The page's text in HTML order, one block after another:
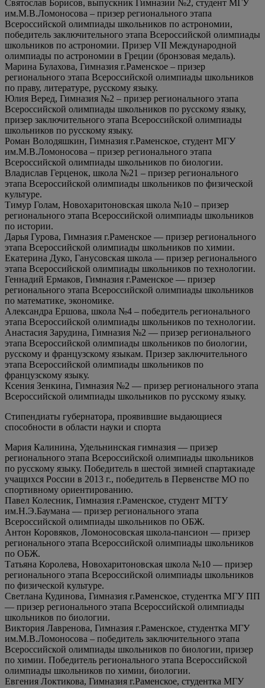
Святослав Борисов, выпускник Гимназии №2, студент МГУ
им.М.В.Ломоносова – призер регионального этапа
Всероссийской олимпиады школьников по астрономии,
победитель заключительного этапа Всероссийской олимпиады
школьников по астрономии. Призер VII Международной
олимпиады по астрономии в Греции (бронзовая медаль).
Марина Булахова, Гимназия г.Раменское – призер
регионального этапа Всероссийской олимпиады школьников
по праву, литературе, русскому языку.
Юлия Веред, Гимназия №2 – призер регионального этапа
Всероссийской олимпиады школьников по русскому языку,
призер заключительного этапа Всероссийской олимпиады
школьников по русскому языку.
Роман Володяшкин, Гимназия г.Раменское, студент МГУ
им.М.В.Ломоносова – призер регионального этапа
Всероссийской олимпиады школьников по биологии.
Владислав Герценок, школа №21 – призер регионального
этапа Всероссийской олимпиады школьников по физической
культуре.
Тимур Голам, Новохаритоновская школа №10 – призер
регионального этапа Всероссийской олимпиады школьников
по истории.
Дарья Гурова, Гимназия г.Раменское — призер регионального
этапа Всероссийской олимпиады школьников по химии.
Екатерина Дуко, Ганусовская школа — призер регионального
этапа Всероссийской олимпиады школьников по технологии.
Геннадий Ермаков, Гимназия г.Раменское — призер
регионального этапа Всероссийской олимпиады школьников
по математике, экономике.
Александра Ершова, школа №4 – победитель регионального
этапа Всероссийской олимпиады школьников по технологии.
Анастасия Зарудина, Гимназия №2 — призер регионального
этапа Всероссийской олимпиады школьников по биологии,
русскому и французскому языкам. Призер заключительного
этапа Всероссийской олимпиады школьников по
французскому языку.
Ксения Зенкина, Гимназия №2 — призер регионального этапа
Всероссийской олимпиады школьников по русскому языку.
Стипендиаты губернатора, проявившие выдающиеся
способности в области науки и спорта
Мария Калинина, Удельнинская гимназия — призер
регионального этапа Всероссийской олимпиады школьников
по русскому языку. Победитель в шестой зимней спартакиаде
учащихся России в 2013 г., победитель в Первенстве МО по
спортивному ориентированию.
Павел Колесник, Гимназия г.Раменское, студент МГТУ
им.Н.Э.Баумана — призер регионального этапа
Всероссийской олимпиады школьников по ОБЖ.
Антон Коровяков, Ломоносовская школа-пансион — призер
регионального этапа Всероссийской олимпиады школьников
по ОБЖ.
Татьяна Королева, Новохаритоновская школа №10 — призер
регионального этапа Всероссийской олимпиады школьников
по физической культуре.
Светлана Кудинова, Гимназия г.Раменское, студентка МГУ ПП
— призер регионального этапа Всероссийской олимпиады
школьников по биологии.
Виктория Лавренова, Гимназия г.Раменское, студентка МГУ
им.М.В.Ломоносова – победитель заключительного этапа
Всероссийской олимпиады школьников по биологии, призер
по химии. Победитель регионального этапа Всероссийской
олимпиады школьников по химии, биологии.
Евгения Локтикова, Гимназия г.Раменское, студентка МГУ